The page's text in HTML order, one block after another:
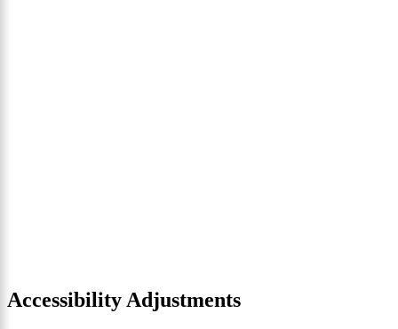
Accessibility Adjustments